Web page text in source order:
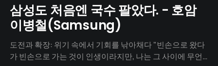
삼성도 처음엔 국수 팔았다. - 호암
이병철(Samsung)
도전과 확장: 위기 속에서 기회를 낚아채다 "빈손으로 왔다
가 빈손으로 가는 것이 인생이라지만, 나는 그 사이에 무언